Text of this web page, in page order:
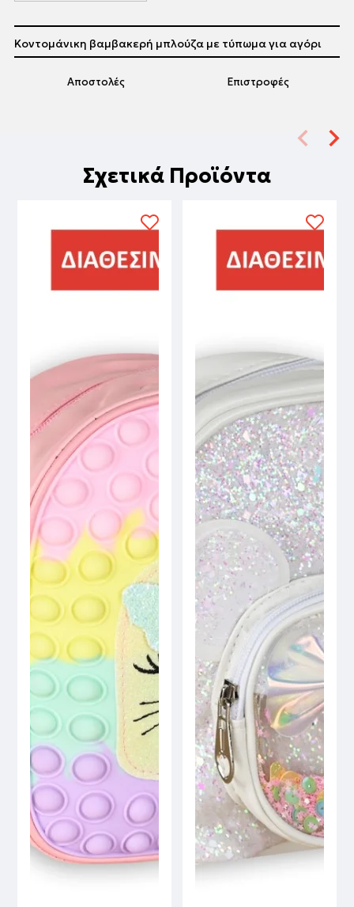
Αποστολές Επιστροφές
Κοντομάνικη βαμβακερή μπλούζα με τύπωμα για αγόρι
Σχετικά Προϊόντα